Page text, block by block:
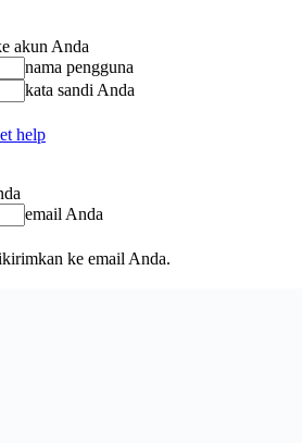
akun Anda
nama pengguna
kata sandi Anda
help
email Anda
ke email Anda.